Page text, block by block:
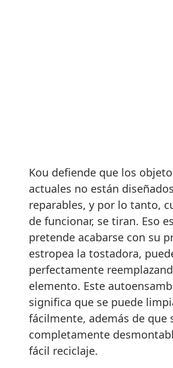
Kou defiende que los
actuales no están
reparables, y por lo tanto,
de funcionar, se tiran. Eso
pretende acabarse con su
estropea la tostadora,
perfectamente
elemento. Este
significa que se puede
fácilmente, además de que
completamente
fácil reciclaje.